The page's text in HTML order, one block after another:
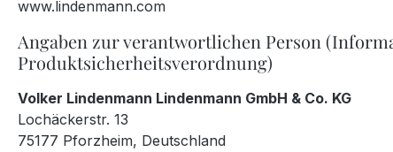
www.lindenmann.com
Angaben zur verantwortlichen Person
Produktsicherheitsverordnung)
Volker Lindenmann Lindenmann GmbH & Co. KG
Lochäckerstr. 13
75177 Pforzheim, Deutschland